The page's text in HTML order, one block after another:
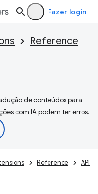
Fazer login
Reference
de conteúdos para
com IA podem ter erros.
Reference API